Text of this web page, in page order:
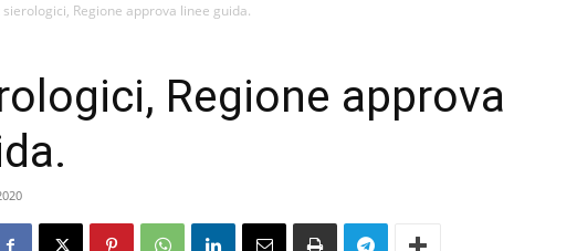
sierologici, Regione approva linee guida.
Regione approva